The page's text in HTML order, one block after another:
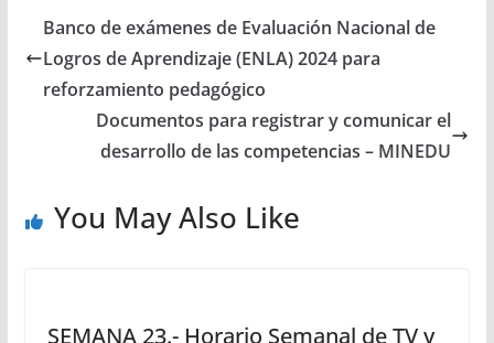
Banco de exámenes de Evaluación Nacional de
Logros de Aprendizaje (ENLA) 2024 para
reforzamiento pedagógico
Documentos para registrar y comunicar el
desarrollo de las competencias – MINEDU
You May Also Like
SEMANA 23.- Horario Semanal de TV y